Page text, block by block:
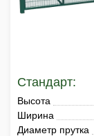
Стандарт:
Высота
Ширина
Диаметр прутка